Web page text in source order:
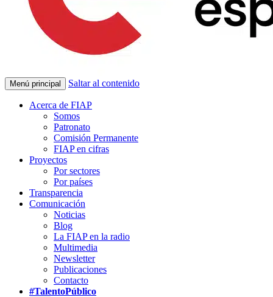
Menú principal Saltar al contenido
Acerca de FIAP
Somos
Patronato
Comisión Permanente
FIAP en cifras
Proyectos
Por sectores
Por países
Transparencia
Comunicación
Noticias
Blog
La FIAP en la radio
Multimedia
Newsletter
Publicaciones
Contacto
#TalentoPúblico